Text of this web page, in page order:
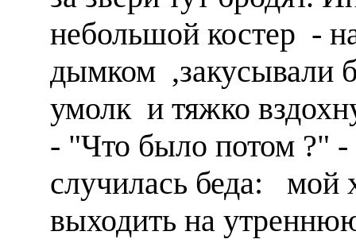
небольшой костер -
дымком ,закусывали
умолк и тяжко
- "Что было потом ?"
случилась беда: мой
выходить на